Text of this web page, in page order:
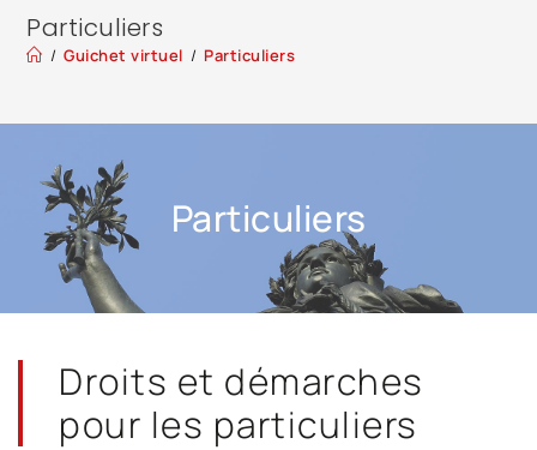
Particuliers
/ Guichet virtuel / Particuliers
Particuliers
Droits et démarches
pour les particuliers